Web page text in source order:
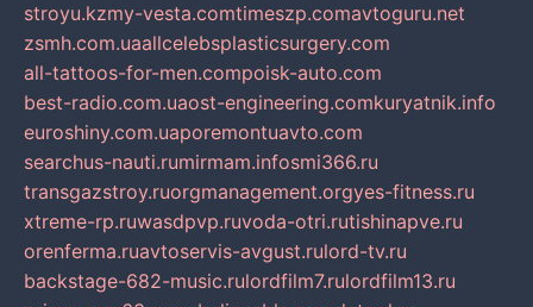
stroyu.kzmy-vesta.comtimeszp.comavtoguru.net
zsmh.com.uaallcelebsplasticsurgery.com
all-tattoos-for-men.compoisk-auto.com
best-radio.com.uaost-engineering.comkuryatnik.info
euroshiny.com.uaporemontuavto.com
searchus-nauti.rumirmam.infosmi366.ru
transgazstroy.ruorgmanagement.orgyes-fitness.ru
xtreme-rp.ruwasdpvp.ruvoda-otri.rutishinapve.ru
orenferma.ruavtoservis-avgust.rulord-tv.ru
backstage-682-music.rulordfilm7.rulordfilm13.ru